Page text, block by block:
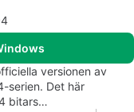
versionen av
serien. Det här
bitars…